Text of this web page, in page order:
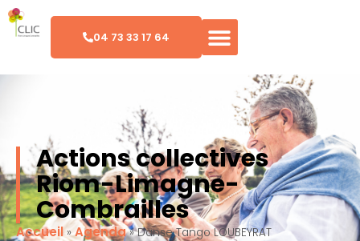
04 73 33 17 64
Actions collectives
Riom-Limagne-
Combrailles
Accueil»Agenda»Danse Tango LOUBEYRAT